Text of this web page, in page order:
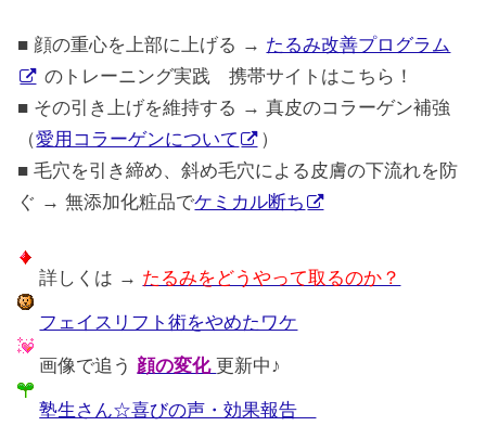
■ 顔の重心を上部に上げる → たるみ改善プログラム
のトレーニング実践 携帯サイトはこちら！
■ その引き上げを維持する → 真皮のコラーゲン補強
（愛用コラーゲンについて
）
■ 毛穴を引き締め、斜め毛穴による皮膚の下流れを防
ぐ → 無添加化粧品でケミカル断ち
詳しくは → たるみをどうやって取るのか？
フェイスリフト術をやめたワケ
画像で追う 顔の変化更新中♪
塾生さん☆喜びの声・効果報告